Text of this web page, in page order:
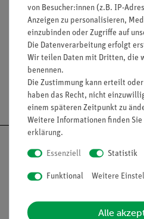
Media / Downloads
Nach
von Besucher:innen (z.B. IP-
Anzeigen zu personalisieren,
einzubinden oder Zugriffe auf
Die Datenverarbeitung erfolgt
Wir teilen Daten mit Dritten, die
benennen.
Die Zustimmung kann erteilt
haben das Recht, nicht
einem späteren Zeitpunkt zu
Weitere Informationen finden Sie
erklärung.
Essenziell Statistik
Funktional Weitere
Alle